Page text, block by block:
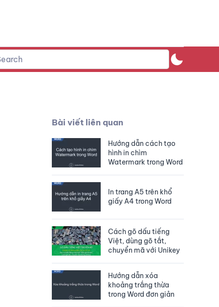
Bài viết liên quan
Hướng dẫn cách tạo
hình in chìm
Watermark trong Word
In trang A5 trên khổ
giấy A4 trong Word
Cách gõ dấu tiếng
Việt, dùng gõ tắt,
chuyển mã với Unikey
Hướng dẫn xóa
khoảng trắng thừa
trong Word đơn giản